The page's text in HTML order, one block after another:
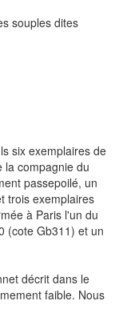
souples dites
six exemplaires de
la compagnie du
passepoilé, un
trois exemplaires
à Paris l'un du
(cote Gb311) et un
décrit dans le
faible. Nous